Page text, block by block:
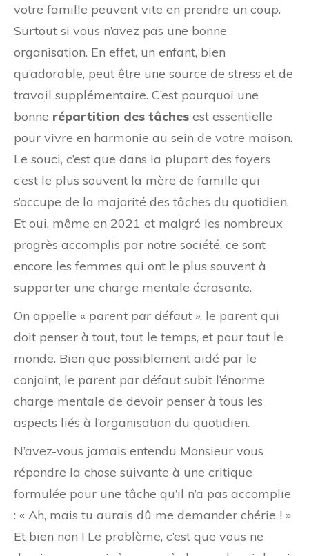
votre famille peuvent vite en prendre un coup.
Surtout si vous n’avez pas une bonne
organisation. En effet, un enfant, bien
qu’adorable, peut être une source de stress et de
travail supplémentaire. C’est pourquoi une
bonne répartition des tâches est essentielle
pour vivre en harmonie au sein de votre maison.
Le souci, c’est que dans la plupart des foyers
c’est le plus souvent la mère de famille qui
s’occupe de la majorité des tâches du quotidien.
Et oui, même en 2021 et malgré les nombreux
progrès accomplis par notre société, ce sont
encore les femmes qui ont le plus souvent à
supporter une charge mentale écrasante.
On appelle « parent par défaut», le parent qui
doit penser à tout, tout le temps, et pour tout le
monde. Bien que possiblement aidé par le
conjoint, le parent par défaut subit l’énorme
charge mentale de devoir penser à tous les
aspects liés à l’organisation du quotidien.
N’avez-vous jamais entendu Monsieur vous
répondre la chose suivante à une critique
formulée pour une tâche qu’il n’a pas accomplie
: « Ah, mais tu aurais dû me demander chérie ! »
Et bien non ! Le problème, c’est que vous ne